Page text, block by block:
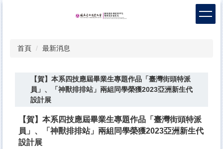
首頁 最新消息
【賀】本系四技應屆畢業生專題作品「臺灣街頭特派
員」、「神獸排排站」兩組同學榮獲2023亞洲新生代
設計展
【賀】本系四技應屆畢業生專題作品「臺灣街頭特派
員」、「神獸排排站」兩組同學榮獲2023亞洲新生代
設計展